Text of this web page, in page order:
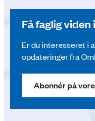
Få faglig
Er du interesseret i
opdateringer fra
Abonnér på